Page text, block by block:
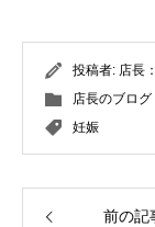
投稿者: 店長
店長のブログ
妊娠
前の記